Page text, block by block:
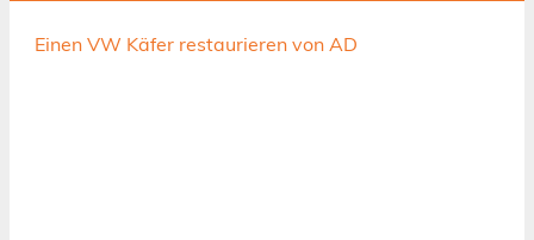
Einen VW Käfer restaurieren von AD